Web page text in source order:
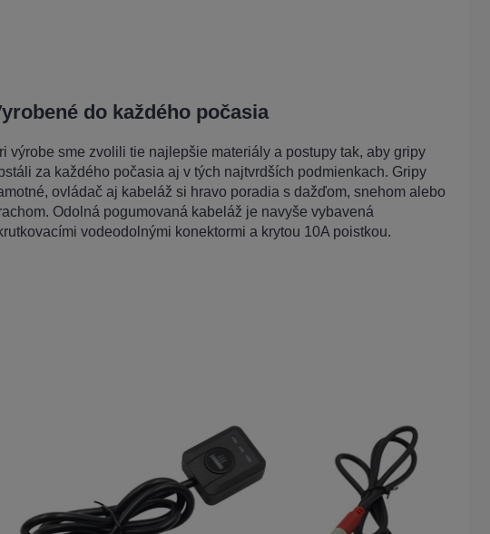
do každého počasia
výrobe sme zvolili tie najlepšie materiály a postupy tak, aby gripy
za každého počasia aj v tých najtvrdších podmienkach. Gripy
ovládač aj kabeláž si hravo poradia s dažďom, snehom alebo
Odolná pogumovaná kabeláž je navyše vybavená
vodeodolnými konektormi a krytou 10A poistkou.